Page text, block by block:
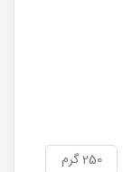
250 گرم